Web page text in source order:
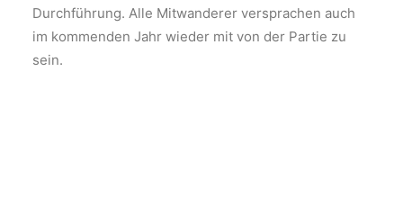
Durchführung. Alle Mitwanderer versprachen auch
im kommenden Jahr wieder mit von der Partie zu
sein.